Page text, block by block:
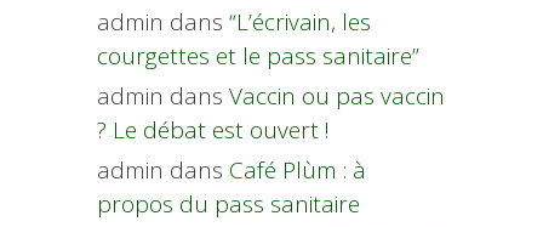
admin dans “L’écrivain, les
courgettes et le pass sanitaire”
admin dans Vaccin ou pas vaccin
? Le débat est ouvert !
admin dans Café Plùm : à
propos du pass sanitaire